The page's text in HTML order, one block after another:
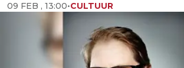
09 FEB , 13:00•CULTUUR